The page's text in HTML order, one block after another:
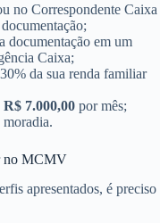
no Correspondente Caixa
documentação em um
Caixa;
da sua renda familiar
R$ 7.000,00 ​ por mês;
no MCMV
apresentados, é preciso